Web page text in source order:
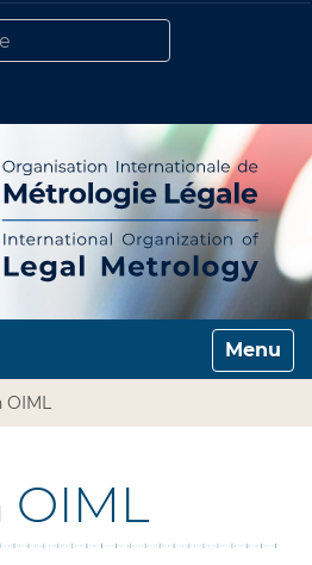
Toggle
OIML
OIML